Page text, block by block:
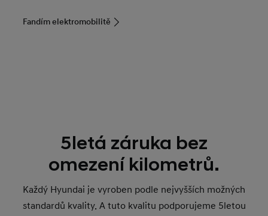
Fandím elektromobilitě
5letá záruka bez
omezení kilometrů.
Každý Hyundai je vyroben podle nejvyšších možných
standardů kvality. A tuto kvalitu podporujeme 5letou